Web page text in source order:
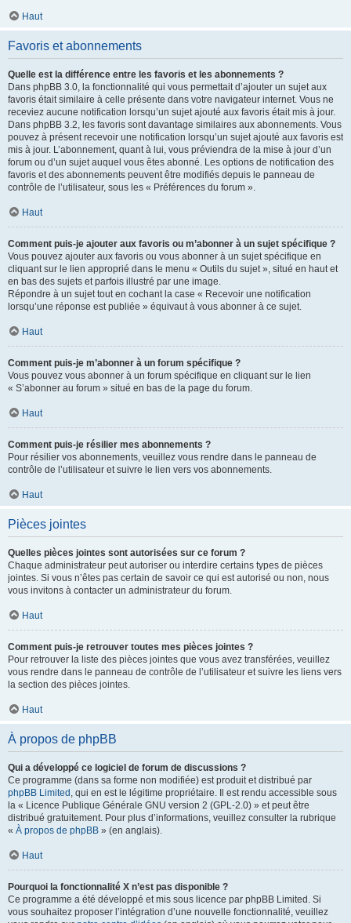
Haut
Favoris et abonnements
Quelle est la différence entre les favoris et les abonnements ?
Dans phpBB 3.0, la fonctionnalité qui vous permettait d’ajouter un sujet aux
favoris était similaire à celle présente dans votre navigateur internet. Vous ne
receviez aucune notification lorsqu’un sujet ajouté aux favoris était mis à jour.
Dans phpBB 3.2, les favoris sont davantage similaires aux abonnements. Vous
pouvez à présent recevoir une notification lorsqu’un sujet ajouté aux favoris est
mis à jour. L’abonnement, quant à lui, vous préviendra de la mise à jour d’un
forum ou d’un sujet auquel vous êtes abonné. Les options de notification des
favoris et des abonnements peuvent être modifiés depuis le panneau de
contrôle de l’utilisateur, sous les « Préférences du forum ».
Haut
Comment puis-je ajouter aux favoris ou m’abonner à un sujet spécifique ?
Vous pouvez ajouter aux favoris ou vous abonner à un sujet spécifique en
cliquant sur le lien approprié dans le menu « Outils du sujet », situé en haut et
en bas des sujets et parfois illustré par une image.
Répondre à un sujet tout en cochant la case « Recevoir une notification
lorsqu’une réponse est publiée » équivaut à vous abonner à ce sujet.
Haut
Comment puis-je m’abonner à un forum spécifique ?
Vous pouvez vous abonner à un forum spécifique en cliquant sur le lien
« S’abonner au forum » situé en bas de la page du forum.
Haut
Comment puis-je résilier mes abonnements ?
Pour résilier vos abonnements, veuillez vous rendre dans le panneau de
contrôle de l’utilisateur et suivre le lien vers vos abonnements.
Haut
Pièces jointes
Quelles pièces jointes sont autorisées sur ce forum ?
Chaque administrateur peut autoriser ou interdire certains types de pièces
jointes. Si vous n’êtes pas certain de savoir ce qui est autorisé ou non, nous
vous invitons à contacter un administrateur du forum.
Haut
Comment puis-je retrouver toutes mes pièces jointes ?
Pour retrouver la liste des pièces jointes que vous avez transférées, veuillez
vous rendre dans le panneau de contrôle de l’utilisateur et suivre les liens vers
la section des pièces jointes.
Haut
À propos de phpBB
Qui a développé ce logiciel de forum de discussions ?
Ce programme (dans sa forme non modifiée) est produit et distribué par
phpBB Limited , qui en est le légitime propriétaire. Il est rendu accessible sous
la « Licence Publique Générale GNU version 2 (GPL-2.0) » et peut être
distribué gratuitement. Pour plus d’informations, veuillez consulter la rubrique
« À propos de phpBB » (en anglais).
Haut
Pourquoi la fonctionnalité X n’est pas disponible ?
Ce programme a été développé et mis sous licence par phpBB Limited. Si
vous souhaitez proposer l’intégration d’une nouvelle fonctionnalité, veuillez